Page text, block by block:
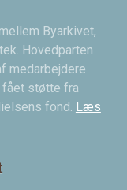
Byarkivet,
Hovedparten
medarbejdere
fået støtte fra
fond. Læs